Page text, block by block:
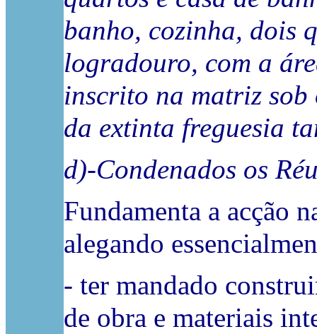
banho, cozinha, dois
logradouro, com a
inscrito na matriz sob
da extinta freguesia
d)-Condenados os
Fundamenta a acção
alegando
- ter mandado
de obra e materiais